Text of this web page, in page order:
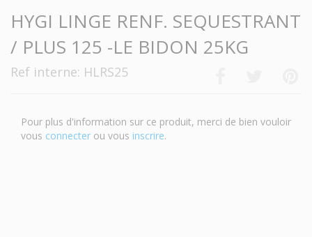
HYGI LINGE RENF. SEQUESTRANT
/ PLUS 125 -LE BIDON 25KG
Ref interne: HLRS25
Pour plus d'information sur ce produit, merci de bien vouloir
vous connecter ou vous inscrire.